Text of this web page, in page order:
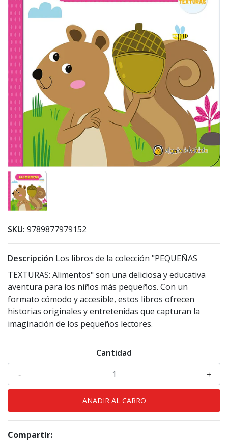
SKU: 9789877979152
Descripción Los libros de la colección "PEQUEÑAS
TEXTURAS: Alimentos" son una deliciosa y educativa
aventura para los niños más pequeños. Con un
formato cómodo y accesible, estos libros ofrecen
historias originales y entretenidas que capturan la
imaginación de los pequeños lectores.
Cantidad
+
-
Compartir: